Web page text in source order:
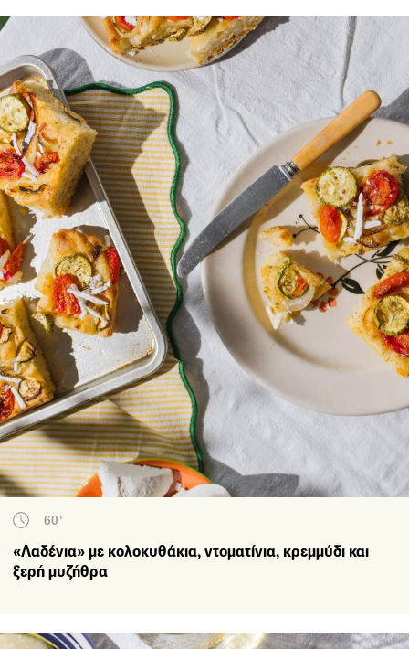
60'
«Λαδένια» με κολοκυθάκια, ντοματίνια, κρεμμύδι και
ξερή μυζήθρα